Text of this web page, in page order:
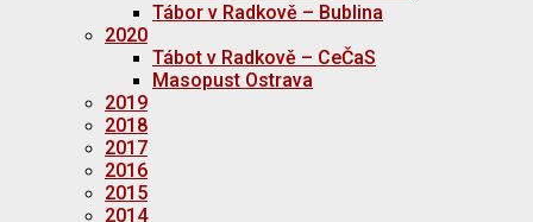
Tábor v Radkově – Bublina
2020
Tábot v Radkově – CeČaS
Masopust Ostrava
2019
2018
2017
2016
2015
2014